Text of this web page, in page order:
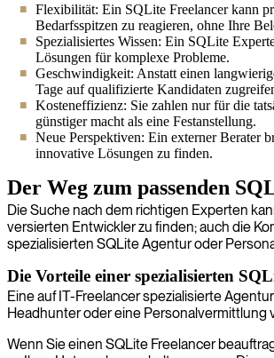
Flexibilität: Ein SQLite Freelancer kann
Bedarfsspitzen zu reagieren, ohne Ihre
Spezialisiertes Wissen: Ein SQLite
Lösungen für komplexe Probleme.
Geschwindigkeit: Anstatt einen
Tage auf qualifizierte Kandidaten
Kosteneffizienz: Sie zahlen nur für die
günstiger macht als eine Festanstellung.
Neue Perspektiven: Ein externer Berater
innovative Lösungen zu finden.
Der Weg zum passenden
Die Suche nach dem richtigen Experten
versierten Entwickler zu finden; auch die
spezialisierten SQLite Agentur oder
Die Vorteile einer spezialisierten
Eine auf IT-Freelancer spezialisierte
Headhunter oder eine Personalvermittlung
Wenn Sie einen SQLite Freelancer